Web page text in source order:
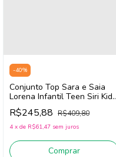
-40%
Conjunto Top Sara e Saia
Lorena Infantil Teen Siri Kids
Sport Ginastas 41762/41763
(Azul/Claro)
R$245,88 R$409,80
4 x de R$61,47 sem juros
Comprar